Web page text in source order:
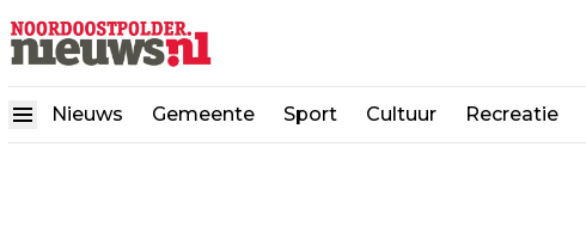
Nieuws Gemeente Sport Cultuur Recreatie